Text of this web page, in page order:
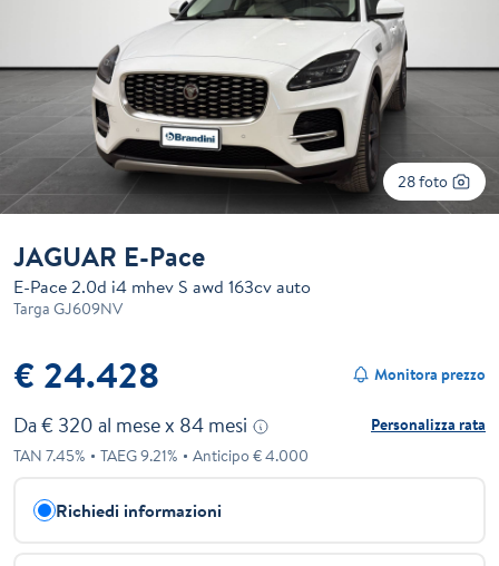
28 foto
JAGUAR E-Pace
E-Pace 2.0d i4 mhev S awd 163cv auto
Targa GJ609NV
€ 24.428 Monitora prezzo
Da € 320 al mese x 84 mesi
Personalizza rata
TAN 7.45% TAEG9.21% Anticipo €4.000
Richiedi informazioni